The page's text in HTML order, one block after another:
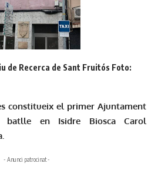
de Recerca de Sant Fruitós Foto:
constitueix el primer Ajuntament
batlle en Isidre Biosca Carol
- Anunci patrocinat -